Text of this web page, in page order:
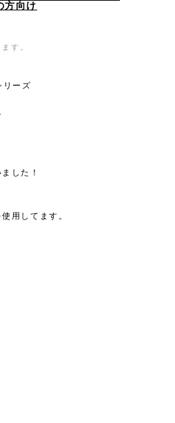
方向け
す。
リーズ
した！
用してます。